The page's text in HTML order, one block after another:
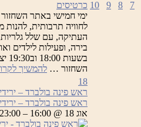
7
8
9
10 כרטיסים
ימי חמישי באתר
לחוויה תרבותית, להנות
העתיקה, עם שלל
בירה, ופעילות לילדים
השחזור … להמשיך
18
ראש פינה בולברד –
ראש פינה בולברד –
אוג 18 @ 16:00 – 23:00